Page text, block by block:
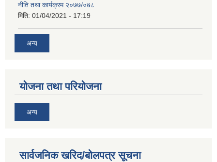
नीति तथा कार्यक्रम २०७७/०७८
मिति: 01/04/2021 - 17:19
अन्य
योजना तथा परियोजना
अन्य
सार्वजनिक खरिद/बोलपत्र सूचना